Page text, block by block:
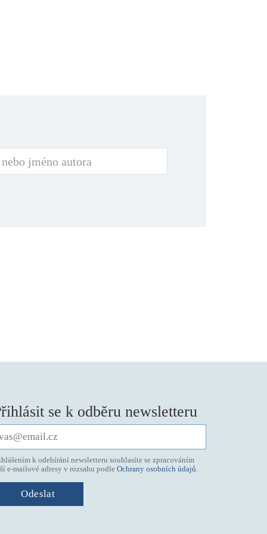
se k odběru newsletteru
k odebírání newsletteru souhlasíte se zpracováním
e-mailové adresy v rozsahu podleOchrany osobních údajů.